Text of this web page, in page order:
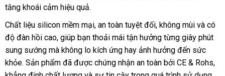
tăng khoái cảm hiệu quả.
Chất liệu silicon mềm mại, an toàn tuyệt đối, không mùi và có
độ đàn hồi cao, giúp bạn thoải mái tận hưởng từng giây phút
sung sướng mà không lo kích ứng hay ảnh hưởng đến sức
khỏe. Sản phẩm đã được chứng nhận an toàn bởi CE & Rohs,